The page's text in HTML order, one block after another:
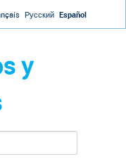
Русский Español
y